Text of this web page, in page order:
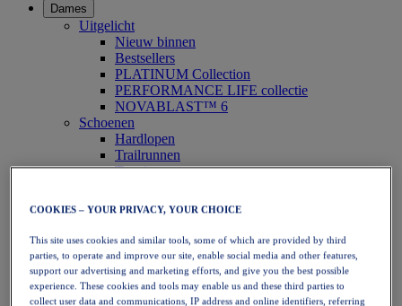
Dames
Uitgelicht
Nieuw binnen
Bestsellers
PLATINUM Collection
PERFORMANCE LIFE collectie
NOVABLAST™ 6
Schoenen
Hardlopen
Trailrunnen
Tennis
Handbal
Netbal
SportStyle
Bovenkleding
Sport-bh's
Tanktops
COOKIES – YOUR PRIVACY, YOUR CHOICE
This site uses cookies and similar tools, some of which are provided by third
parties, to operate and improve our site, enable social media and other features,
support our advertising and marketing efforts, and give you the best possible
experience. These cookies and tools may enable us and these third parties to
collect user data and communications, IP address and online identifiers, referring